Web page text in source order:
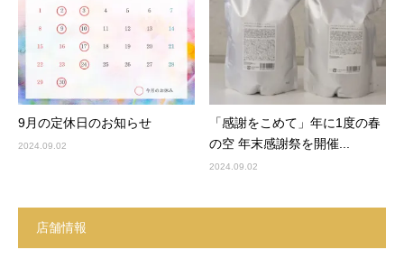
9月の定休日のお知らせ
2024.09.02
「感謝をこめて」年に1度の春
の空 年末感謝祭を開催...
2024.09.02
店舗情報